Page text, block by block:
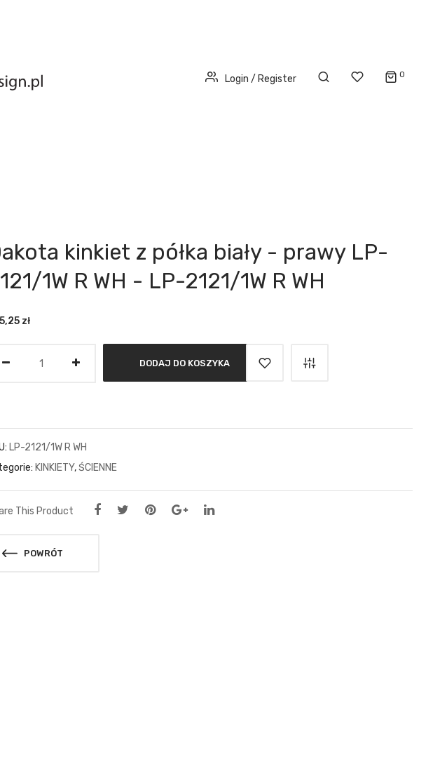
Login / Register 0
kinkiet z półka biały - prawy LP-
1W R WH - LP-2121/1W R WH
zł
DODAJ DO KOSZYKA
LP-2121/1W R WH
KINKIETY,ŚCIENNE
This Product
POWRÓT